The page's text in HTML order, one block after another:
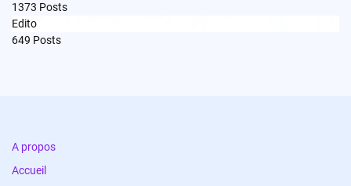
1373 Posts
Edito
649 Posts
A propos
Accueil